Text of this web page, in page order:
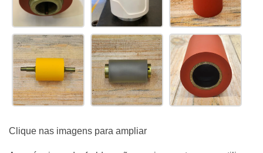
Clique nas imagens para ampliar